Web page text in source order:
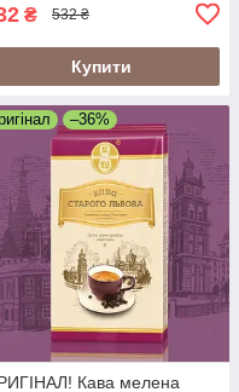
₴ 532 ₴
Купити
–36%
Кава мелена